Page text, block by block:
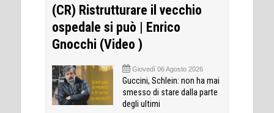
(CR) Ristrutturare il vecchio
ospedale si può | Enrico
Gnocchi (Video )
Giovedì 06 Agosto 2026
Guccini, Schlein: non ha mai
smesso di stare dalla parte
degli ultimi